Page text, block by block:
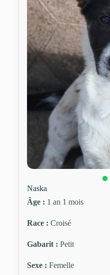
Naska
Âge : 1 an 1 mois
Race : Croisé
Gabarit : Petit
Sexe : Femelle